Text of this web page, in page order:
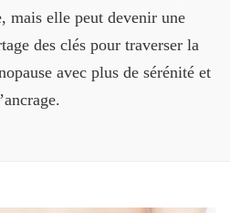
mais elle peut devenir une
des clés pour traverser la
avec plus de sérénité et